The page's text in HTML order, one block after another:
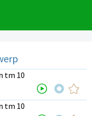
tm 10
tm 10